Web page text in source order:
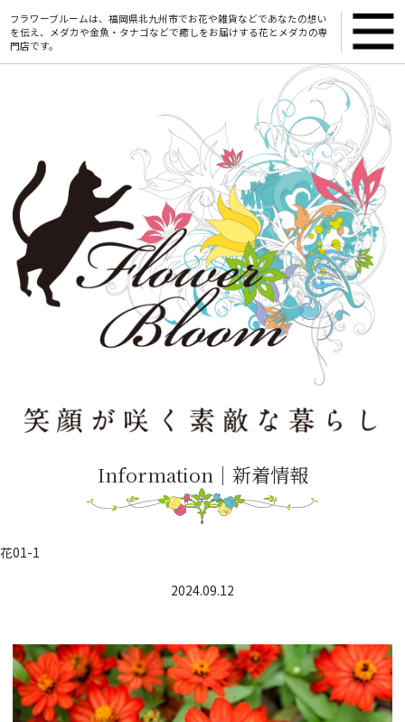
フラワーブルームは、福岡県北九州市でお花や雑貨などであなたの想い
を伝え、メダカや金魚・タナゴなどで癒しをお届けする花とメダカの専
門店です。
Information｜新着情報
花01-1
2024.09.12